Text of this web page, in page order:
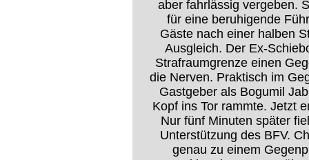
aber fahrlässig vergeben.
für eine beruhigende
Gäste nach einer halben
Ausgleich. Der Ex-
Strafraumgrenze einen
die Nerven. Praktisch im
Gastgeber als Bogumil
Kopf ins Tor rammte. Jetzt
Nur fünf Minuten später
Unterstützung des BFV.
genau zu einem